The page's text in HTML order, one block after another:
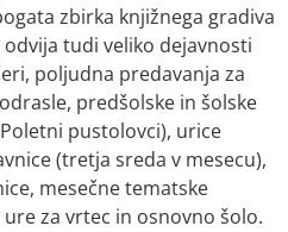
zbirka knjižnega gradiva
tudi veliko dejavnosti
poljudna predavanja za
predšolske in šolske
pustolovci), urice
(tretja sreda v mesecu),
mesečne tematske
za vrtec in osnovno šolo.